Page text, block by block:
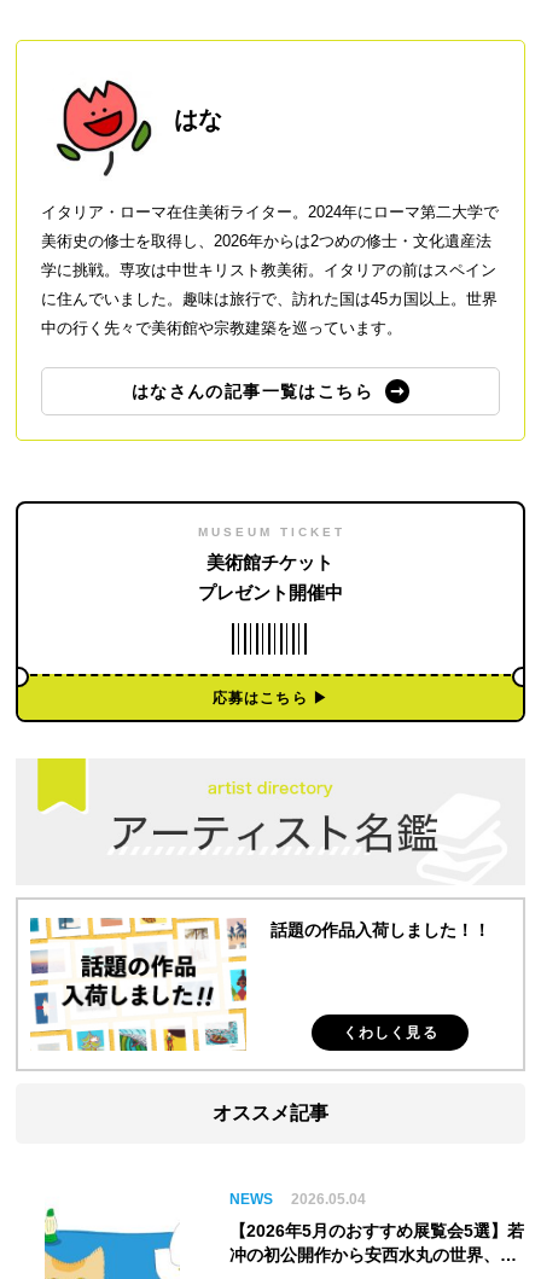
はな
イタリア・ローマ在住美術ライター。2024年にローマ第二大学で
美術史の修士を取得し、2026年からは2つめの修士・文化遺産法
学に挑戦。専攻は中世キリスト教美術。イタリアの前はスペイン
に住んでいました。趣味は旅行で、訪れた国は45カ国以上。世界
中の行く先々で美術館や宗教建築を巡っています。
はなさんの記事一覧はこちら
MUSEUM TICKET
美術館チケット
プレゼント開催中
応募はこちら ▶︎
話題の作品入荷しました！！
くわしく見る
オススメ記事
NEWS 2026.05.04
【2026年5月のおすすめ展覧会5選】若
冲の初公開作から安西水丸の世界、そ